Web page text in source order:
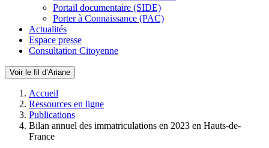
Portail documentaire (SIDE)
Porter à Connaissance (PAC)
Actualités
Espace presse
Consultation Citoyenne
Voir le fil d’Ariane
Accueil
Ressources en ligne
Publications
Bilan annuel des immatriculations en 2023 en Hauts-de-
France